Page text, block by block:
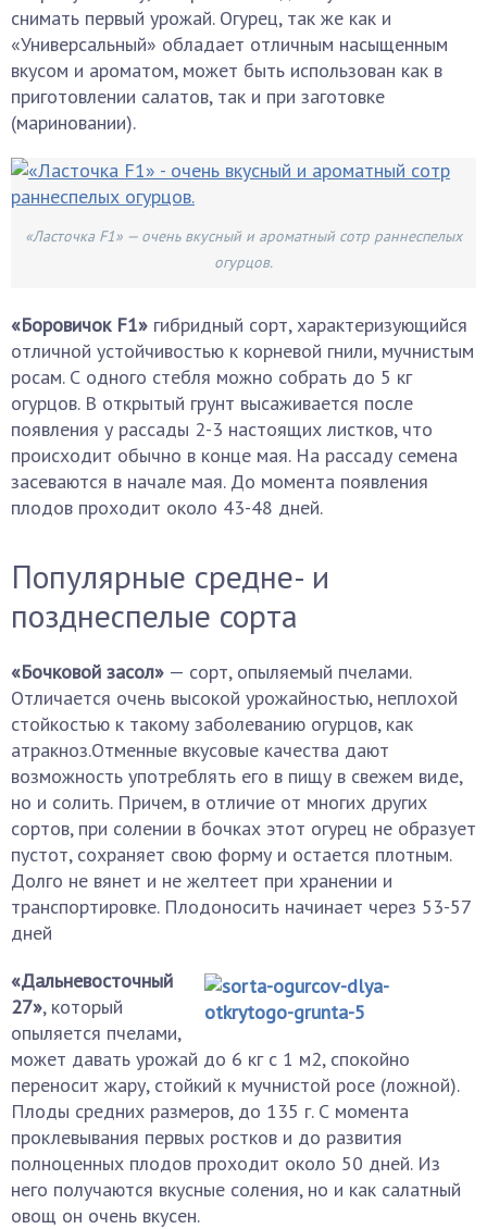
снимать первый урожай. Огурец, так же как и
«Универсальный» обладает отличным насыщенным
вкусом и ароматом, может быть использован как в
приготовлении салатов, так и при заготовке
(мариновании).
«Ласточка F1» — очень вкусный и ароматный сотр раннеспелых
огурцов.
«Боровичок F1» гибридный сорт, характеризующийся
отличной устойчивостью к корневой гнили, мучнистым
росам. С одного стебля можно собрать до 5 кг
огурцов. В открытый грунт высаживается после
появления у рассады 2-3 настоящих листков, что
происходит обычно в конце мая. На рассаду семена
засеваются в начале мая. До момента появления
плодов проходит около 43-48 дней.
Популярные средне- и
позднеспелые сорта
«Бочковой засол» — сорт, опыляемый пчелами.
Отличается очень высокой урожайностью, неплохой
стойкостью к такому заболеванию огурцов, как
атракноз.Отменные вкусовые качества дают
возможность употреблять его в пищу в свежем виде,
но и солить. Причем, в отличие от многих других
сортов, при солении в бочках этот огурец не образует
пустот, сохраняет свою форму и остается плотным.
Долго не вянет и не желтеет при хранении и
транспортировке. Плодоносить начинает через 53-57
дней
«Дальневосточный
27», который
опыляется пчелами,
может давать урожай до 6 кг с 1 м2, спокойно
переносит жару, стойкий к мучнистой росе (ложной).
Плоды средних размеров, до 135 г. С момента
проклевывания первых ростков и до развития
полноценных плодов проходит около 50 дней. Из
него получаются вкусные соления, но и как салатный
овощ он очень вкусен.